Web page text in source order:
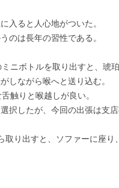
入ると人心地がついた。
のは長年の習性である。
ニボトルを取り出すと、琥
しながら喉へと送り込む。
触りと喉越しが良い。
択したが、今回の出張は支店
り出すと、ソファーに座り